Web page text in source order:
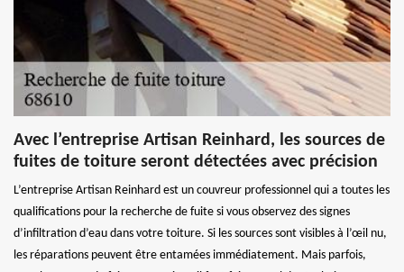
Avec l’entreprise Artisan Reinhard, les sources de
fuites de toiture seront détectées avec précision
L’entreprise Artisan Reinhard est un couvreur professionnel qui a toutes les
qualifications pour la recherche de fuite si vous observez des signes
d’infiltration d’eau dans votre toiture. Si les sources sont visibles à l’œil nu,
les réparations peuvent être entamées immédiatement. Mais parfois,